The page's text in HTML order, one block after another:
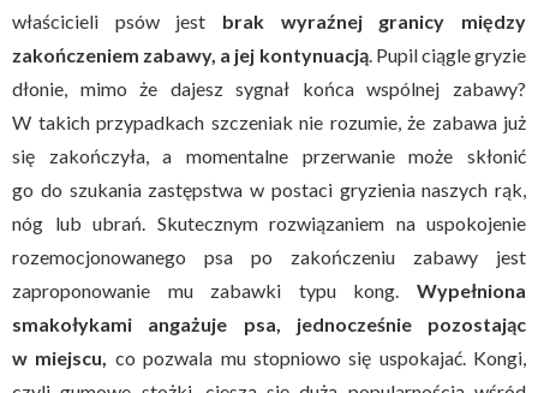
właścicieli psów jest brak wyraźnej granicy między
zakończeniem zabawy, a jej kontynuacją. Pupil ciągle gryzie
dłonie, mimo że dajesz sygnał końca wspólnej zabawy?
W takich przypadkach szczeniak nie rozumie, że zabawa już
się zakończyła, a momentalne przerwanie może skłonić
go do szukania zastępstwa w postaci gryzienia naszych rąk,
nóg lub ubrań. Skutecznym rozwiązaniem na uspokojenie
rozemocjonowanego psa po zakończeniu zabawy jest
zaproponowanie mu zabawki typu kong. Wypełniona
smakołykami angażuje psa, jednocześnie pozostając
w miejscu, co pozwala mu stopniowo się uspokajać. Kongi,